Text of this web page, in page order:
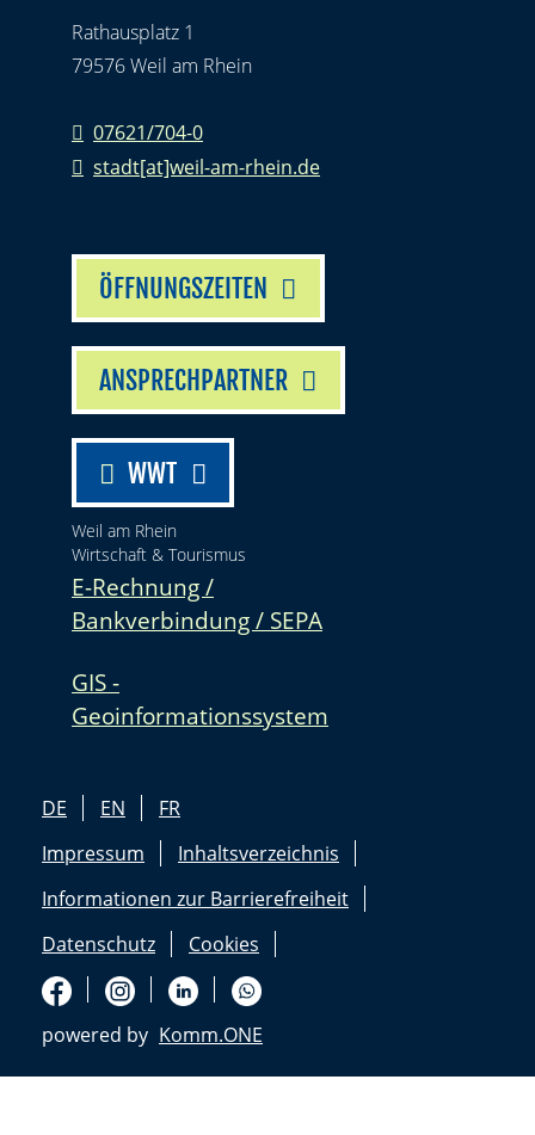
Rathausplatz 1
79576 Weil am Rhein
07621/704-0
stadt[at]weil-am-rhein.de
ÖFFNUNGSZEITEN
ANSPRECHPARTNER
WWT
Weil am Rhein
Wirtschaft & Tourismus
E-Rechnung /
Bankverbindung / SEPA
GIS -
Geoinformationssystem
DE EN
FR
Impressum
Inhaltsverzeichnis
Informationen zur Barrierefreiheit
Datenschutz
Cookies
powered by Komm.ONE